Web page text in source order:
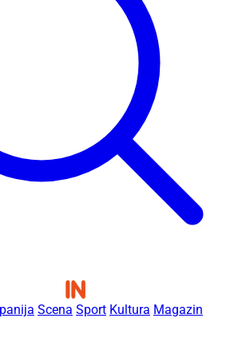
Scena Sport Kultura Magazin